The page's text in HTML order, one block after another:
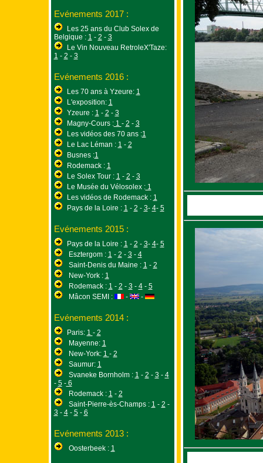
Evénements 2017 :
Les 25 ans du Club Solex de
Belgique : 1 - 2 - 3
Le Vin Nouveau RetroleX'Taze:
1 - 2 - 3
Evénements 2016 :
Les 70 ans à Yzeure: 1
L'exposition: 1
Yzeure : 1 - 2 - 3
Magny-Cours :1 - 2 - 3
Les vidéos des 70 ans :1
Le Lac Léman : 1 - 2
Busnes :1
Rodemack : 1
Le Solex Tour : 1 - 2 - 3
Le Musée du Vélosolex :1
Les vidéos de Rodemack : 1
Pays de la Loire : 1 - 2 - 3- 4- 5
Evénements 2015 :
Pays de la Loire : 1 - 2 - 3- 4- 5
Esztergom : 1 - 2 - 3- 4
Saint-Denis du Maine : 1 - 2
New-York : 1
Rodemack : 1 - 2 - 3- 4- 5
Mâcon SEMI :
- -
Evénements 2014 :
Paris: 1 - 2
Mayenne: 1
New-York: 1 - 2
Saumur: 1
Svaneke Bornholm : 1 - 2 - 3- 4
- 5-6
Rodemack : 1 - 2
Saint-Pierre-ès-Champs : 1 - 2 -
3- 4- 5- 6
Evénements 2013 :
Oosterbeek : 1